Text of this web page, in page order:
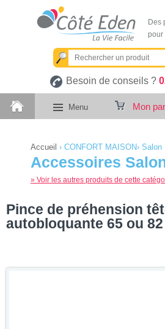
Des
pour
Besoin de conseils ?
Menu Mon
Accueil › CONFORT MAISON› Salon
Accessoires
» Voir les autres produits de cette
Pince de préhension
autobloquante 65 ou